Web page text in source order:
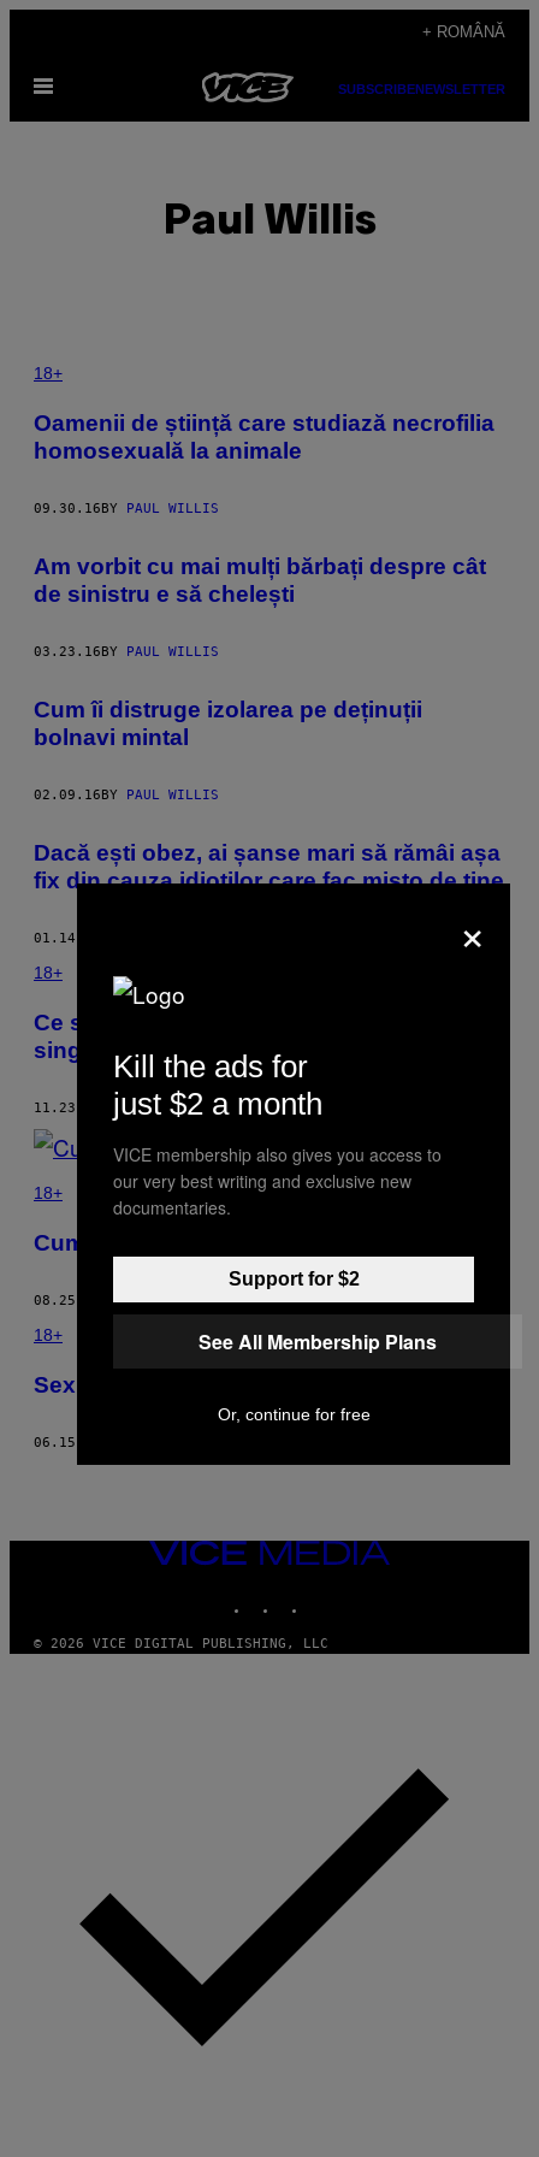
content
+ ROMÂNĂ
Open
SUBSCRIBENEWSLETTER
Paul Willis
POSTS
BY
THIS
AUTHOR
18+
Oamenii de știință care studiază necrofilia
homosexuală la animale
09.30.16BY PAUL WILLIS
Am vorbit cu mai mulți bărbați despre cât
de sinistru e să chelești
03.23.16BY PAUL WILLIS
Cum îi distruge izolarea pe deținuții
bolnavi mintal
02.09.16BY PAUL WILLIS
Dacă ești obez, ai șanse mari să rămâi așa
fix din cauza idioților care fac mișto de tine
01.14.16
18+
Ce se întâmplă când încerci să te vindeci
singur de boli venerice
11.23.15 BY PAUL WILLIS
18+
Cum mi-a distrus viața ejacularea precoce
08.25.15 BYPAUL WILLIS
18+
​Sexul în grup e un coșmar logistic
06.15.15
VICE
MEDIA
© 2026 VICE DIGITAL PUBLISHING, LLC
×
Kill the ads for
just $2 a month
VICE membership also gives you access to
our very best writing and exclusive new
documentaries.
Support for $2
See All Membership Plans
Or, continue for free